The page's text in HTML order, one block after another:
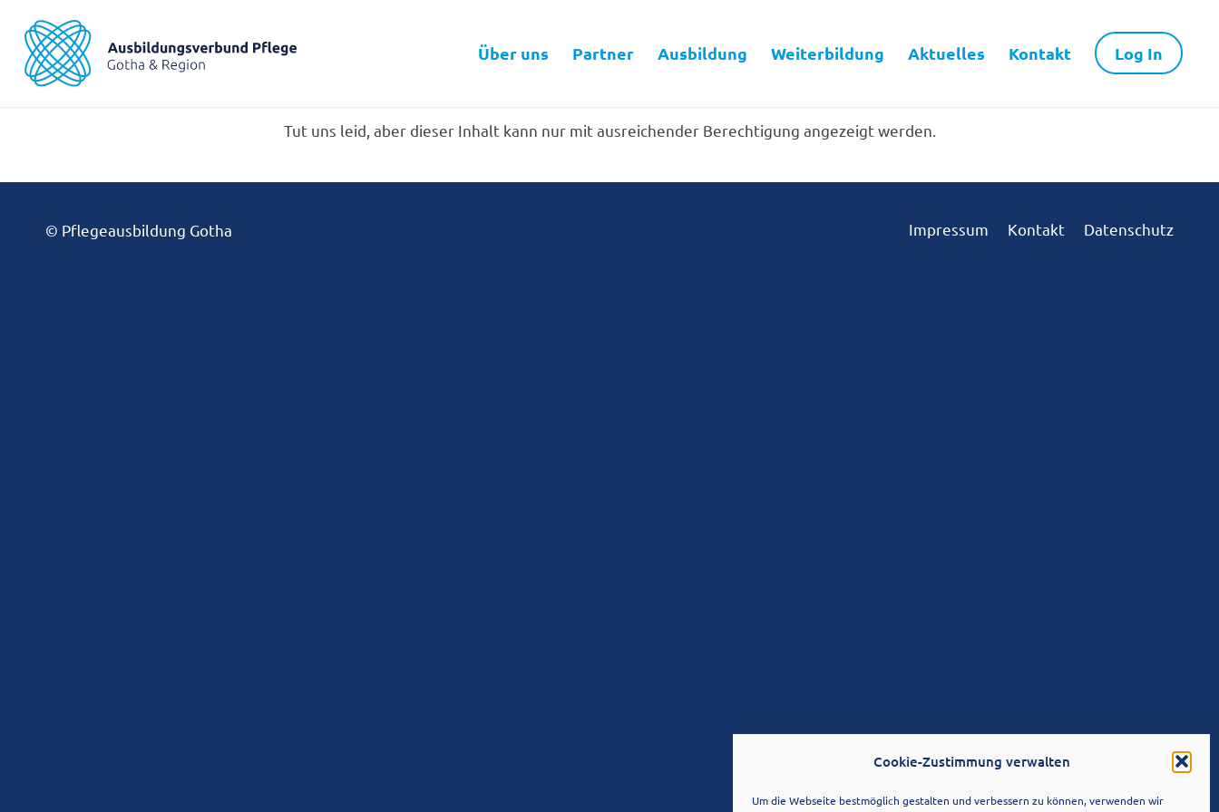
Cookie-Zustimmung verwalten
Um die Webseite bestmöglich gestalten und verbessern zu können, verwenden wir
Über uns Partner Ausbildung Weiterbildung Aktuelles Kontakt Log In
Tut uns leid, aber dieser Inhalt kann nur mit ausreichender Berechtigung angezeigt werden.
© Pflegeausbildung Gotha Impressum Kontakt Datenschutz